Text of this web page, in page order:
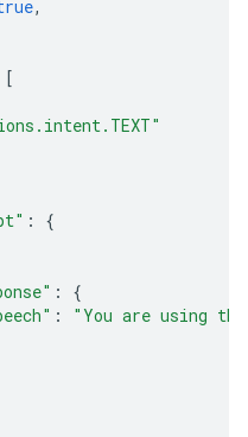
,
[
:
{
:
{
:
"You are using